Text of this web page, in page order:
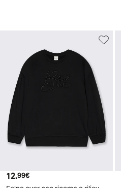
Prezzo attuale
12.99€